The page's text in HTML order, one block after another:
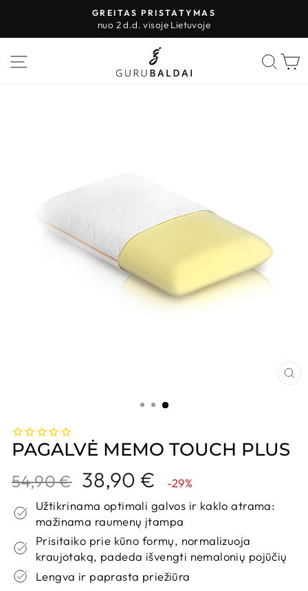
turinio
Sustabdyti
skaidres
GREITAS PRISTATYMAS
nuo 2 d.d. visoje Lietuvoje
PUSLAPIO VALDYMAS
PAGALVĖ MEMO TOUCH PLUS
Kaina
54,90 €
Nuolaidos
kaina
38,90 €
-29%
Užtikrinama optimali galvos ir kaklo atrama:
mažinama raumenų įtampa
Prisitaiko prie kūno formų, normalizuoja
kraujotaką, padeda išvengti nemalonių pojūčių
Lengva ir paprasta priežiūra